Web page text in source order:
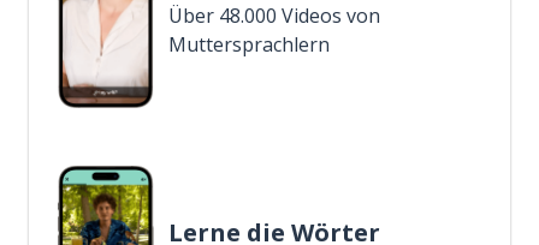
Über 48.000 Videos von
Muttersprachlern
Lerne die Wörter